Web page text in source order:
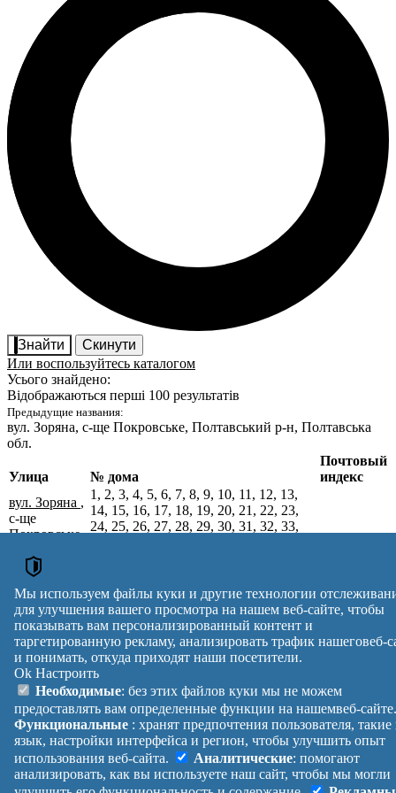
Знайти
Скинути
Или воспользуйтесь каталогом
Усього знайдено:
Відображаються перші 100 результатів
Предыдущие названия:
вул. Зоряна, с-ще Покровське, Полтавський р-н, Полтавська
обл.
Почтовые индексы Украины. Обновлено : 27-07-2026.
Улица № дома
Почтовый
индекс
вул. Зоряна ,
с-ще
Покровське,
Полтавська
обл.
1, 2, 3, 4, 5, 6, 7, 8, 9, 10, 11, 12, 13,
14, 15, 16, 17, 18, 19, 20, 21, 22, 23,
24, 25, 26, 27, 28, 29, 30, 31, 32, 33,
64, 65, 66, 67, 68, 69, 70, 71, 72, 73,
74, 75, 76, 77, 78, 79, 80, 81, 82, 83
Вулиця № будинків
Індекс
reklama
Правила
Помощь
Платные
услуги
Политика
конфиденциальности
Манифест
О проекте
Обратная
связь
Украина
Вход |
Выход
Мы используем файлы куки и другие технологии
для улучшения вашего просмотра на нашем веб-сайте, чтобы
показывать вам персонализированный контент и
таргетированную рекламу, анализировать трафик нашеговеб-
и понимать, откуда приходят наши посетители.
Ok Настроить
Необходимые: без этих файлов куки мы не можем
предоставлять вам определенные функции на нашемвеб-
Функциональные : хранят предпочтения пользователя, такие
язык, настройки интерфейса и регион, чтобы улучшить опыт
использования веб-сайта.
Аналитические: помогают
анализировать, как вы используете наш сайт, чтобы мы могли